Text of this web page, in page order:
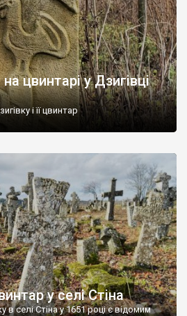
цвинтарі у Дзигівці
і її цвинтар
у селі Стіна
селі Стіна у 1651 році є відомим